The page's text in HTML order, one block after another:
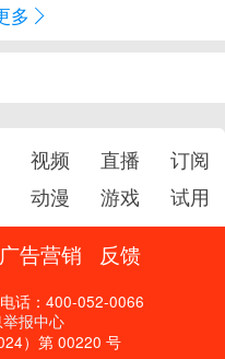
多
视频 直播
订阅
动漫 游戏 试用
广告营销 反馈
话：400-052-0066
报中心
）第 00220 号